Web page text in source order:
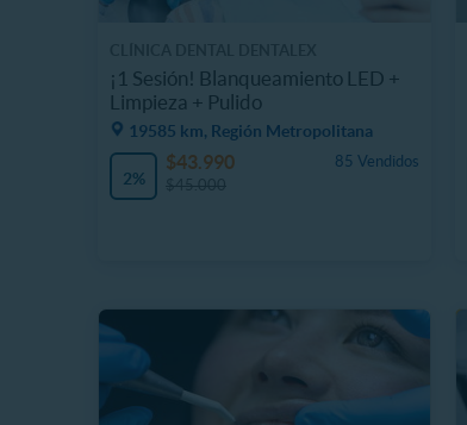
¡1 Sesión! Blanqueamiento LED +
Limpieza + Pulido
19585 km, Región Metropolitana
2%
85 Vendidos
$43.990